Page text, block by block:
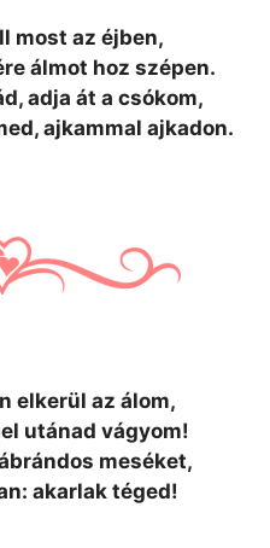
most az éjben,
álmot hoz szépen.
adja át a csókom,
ajkammal ajkadon.
elkerül az álom,
utánad vágyom!
meséket,
akarlak téged!